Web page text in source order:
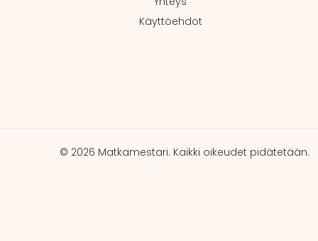
Käyttöehdot
© 2026 Matkamestari. Kaikki oikeudet pidätetään.